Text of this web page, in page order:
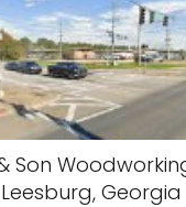
Son
Leesburg, Georgia